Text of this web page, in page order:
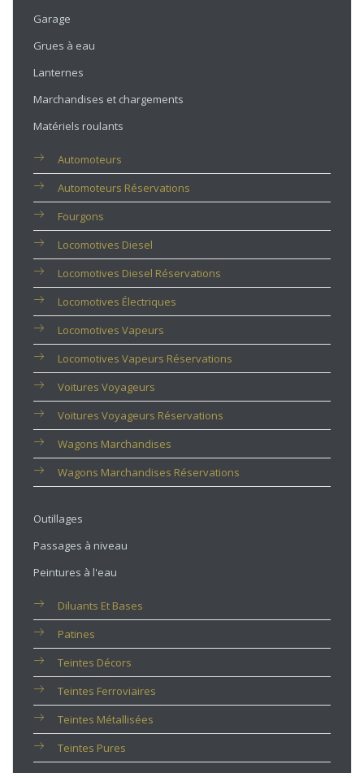
Garage
Grues à eau
Lanternes
Marchandises et chargements
Matériels roulants
Automoteurs
Automoteurs Réservations
Fourgons
Locomotives Diesel
Locomotives Diesel Réservations
Locomotives Électriques
Locomotives Vapeurs
Locomotives Vapeurs Réservations
Voitures Voyageurs
Voitures Voyageurs Réservations
Wagons Marchandises
Wagons Marchandises Réservations
Outillages
Passages à niveau
Peintures à l'eau
Diluants Et Bases
Patines
Teintes Décors
Teintes Ferroviaires
Teintes Métallisées
Teintes Pures